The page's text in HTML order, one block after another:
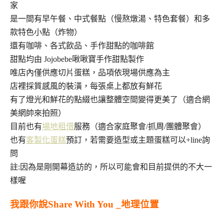
家
是一間有早午餐、中式餐點（慢熬燉湯、特色套餐）和多
款特色小點（炸物）
還有咖啡、各式飲品、手作甜點的咖啡館
甜點均由 Jojobebe啾啾寶手作甜點製作
唯店內僅供應切片蛋糕，品項依現場供應為主
店裡採質感風的裝潢，每張桌上都放有鮮花
有了燈光和鮮花的點綴也讓整體空間變得更美了（適合網
美網帥來拍照）
目前也有場地租借服務（適合家庭聚會/抓周/團體聚會）
也有客製化蛋糕預訂，若需要造型或主題蛋糕可以+line詢
問
註:因為是剛開幕造訪的，所以可能會和目前提供的不大一
樣喔
我跟你說Share With You _地理位置